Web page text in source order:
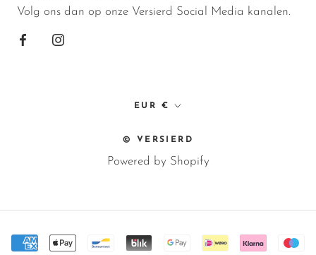
Volg ons dan op onze Versierd Social Media kanalen.
Valuta
EUR €
© VERSIERD
Powered by Shopify